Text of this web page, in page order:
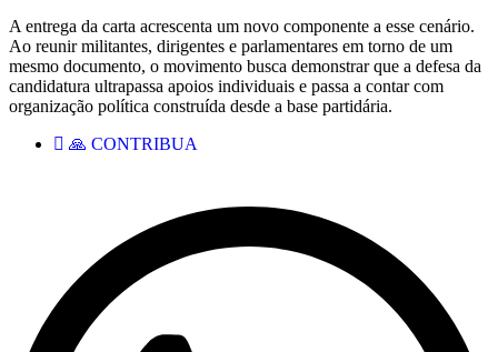
A entrega da carta acrescenta um novo componente a esse cenário.
Ao reunir militantes, dirigentes e parlamentares em torno de um
mesmo documento, o movimento busca demonstrar que a defesa da
candidatura ultrapassa apoios individuais e passa a contar com
organização política construída desde a base partidária.
🙏 CONTRIBUA